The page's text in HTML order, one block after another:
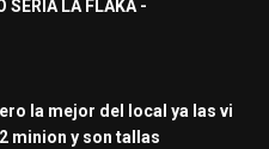
LA FLAKA -
la mejor del local ya las vi
minion y son tallas